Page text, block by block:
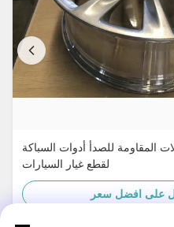
المقاومة للصدأ أدوات السباكة
لقطع غيار السيارات
على افضل سعر